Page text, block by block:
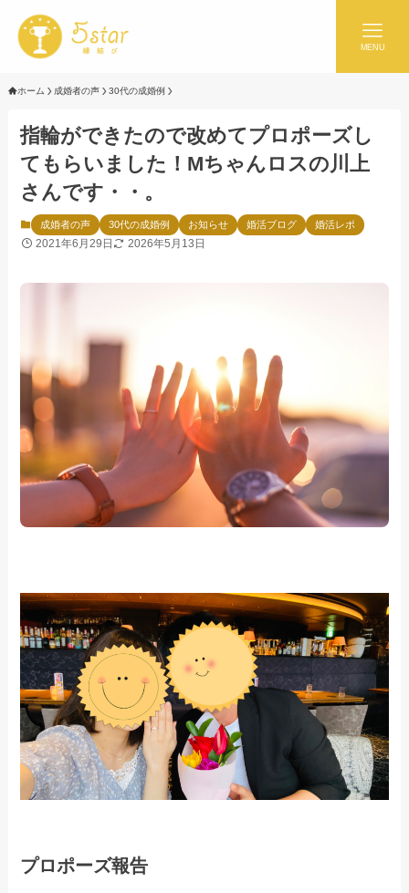
MENU
ホーム 成婚者の声 30代の成婚例
指輪ができたので改めてプロポーズし
てもらいました！Mちゃんロスの川上
さんです・・。
成婚者の声 30代の成婚例 お知らせ 婚活ブログ 婚活レポ
2021年6月29日 2026年5月13日
プロポーズ報告